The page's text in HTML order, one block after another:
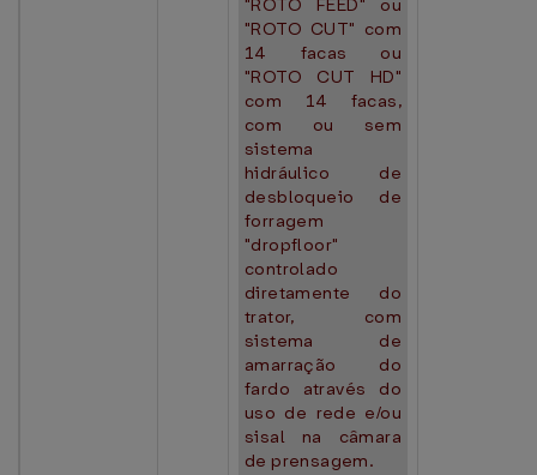
"ROTO FEED" ou
"ROTO CUT" com
14 facas ou
"ROTO CUT HD"
com 14 facas,
com ou sem
sistema
hidráulico de
desbloqueio de
forragem
"dropfloor"
controlado
diretamente do
trator, com
sistema de
amarração do
fardo através do
uso de rede e/ou
sisal na câmara
de prensagem.